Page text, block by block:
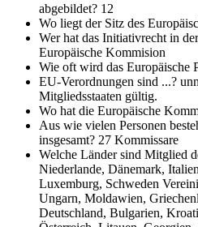
abgebildet? 12
Wo liegt der Sitz des
Wer hat das Initiativrecht in
Europäische Kommision
Wie oft wird das Europäische
EU-Verordnungen sind ...?
Mitgliedsstaaten gültig.
Wo hat die Europäische
Aus wie vielen Personen
insgesamt? 27 Kommissare
Welche Länder sind Mitglied
Niederlande, Dänemark,
Luxemburg, Schweden
Ungarn, Moldawien,
Deutschland, Bulgarien,